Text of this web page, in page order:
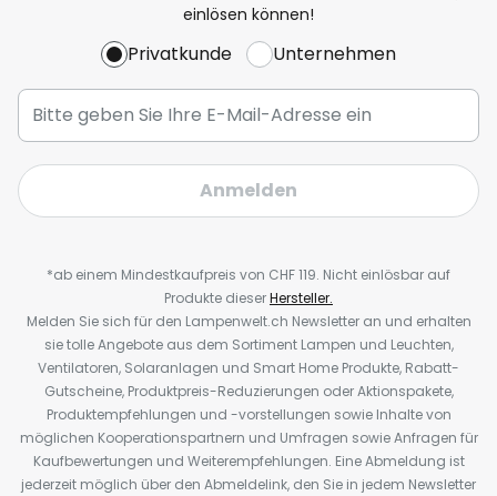
einlösen können!
Privatkunde Unternehmen
Anmelden
*ab einem Mindestkaufpreis von CHF 119. Nicht einlösbar auf
Produkte dieserHersteller.
Melden Sie sich für den Lampenwelt.ch Newsletter an und erhalten
sie tolle Angebote aus dem Sortiment Lampen und Leuchten,
Ventilatoren, Solaranlagen und Smart Home Produkte, Rabatt-
Gutscheine, Produktpreis-Reduzierungen oder Aktionspakete,
Produktempfehlungen und -vorstellungen sowie Inhalte von
möglichen Kooperationspartnern und Umfragen sowie Anfragen für
Kaufbewertungen und Weiterempfehlungen. Eine Abmeldung ist
jederzeit möglich über den Abmeldelink, den Sie in jedem Newsletter